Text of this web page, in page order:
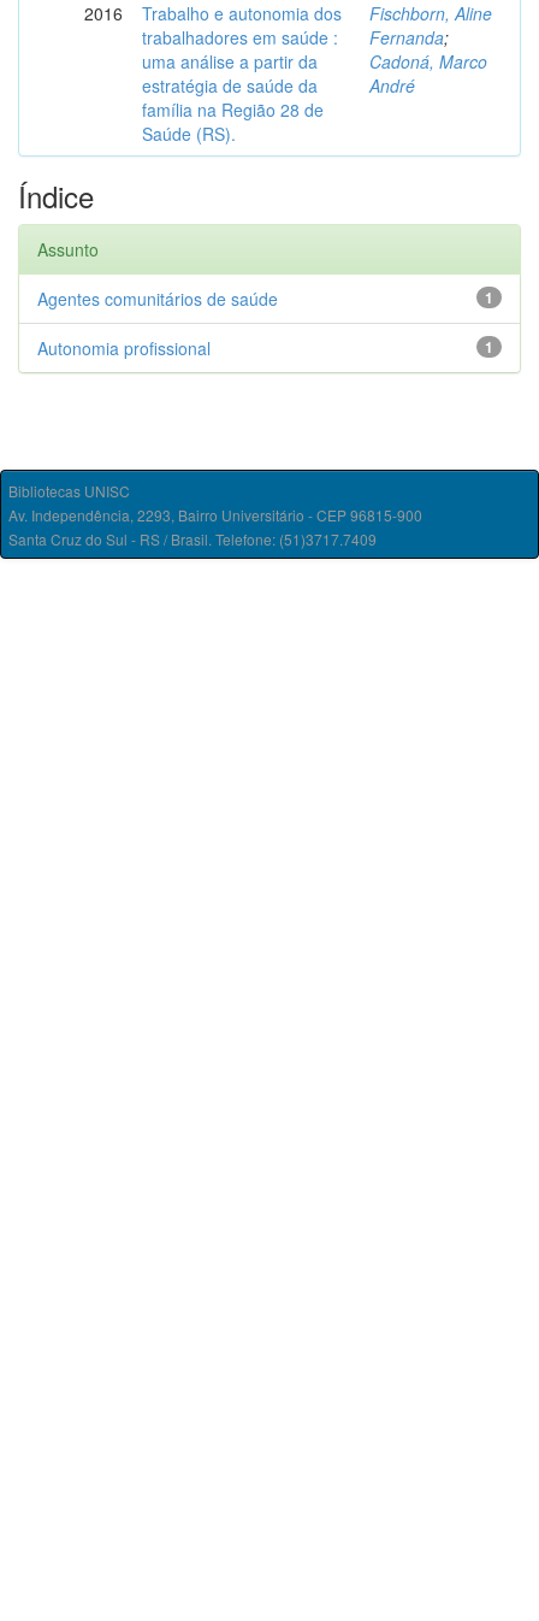
2016
Trabalho e autonomia dos
trabalhadores em saúde :
uma análise a partir da
estratégia de saúde da
família na Região 28 de
Saúde (RS).
Fischborn, Aline
Fernanda;
Cadoná, Marco
André
Índice
Assunto
1
Agentes comunitários de saúde
1
Autonomia profissional
Bibliotecas UNISC
Av. Independência, 2293, Bairro Universitário - CEP 96815-900
Santa Cruz do Sul - RS / Brasil. Telefone: (51)3717.7409